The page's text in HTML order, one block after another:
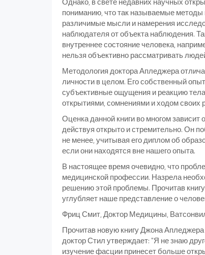
пониманию, что так называемые методы
различимые мысли и намерения
наблюдателя от объекта наблюдения.
внутреннее состояние человека,
нельзя объективно рассматривать
Методология доктора Апледжера
личности в целом. Его собственный
субъективные ощущения и реакцию
открытиями, сомнениями и ходом своих
Оценка данной книги во многом зависит
действуя открыто и стремительно. Он
не менее, учитывая его диплом об
если они находятся вне нашего опыта.
В настоящее время очевидно, что
медицинской профессии. Назрела
решению этой проблемы. Прочитав
углубляет наше представление о
Фриц Смит, Доктор Медицины,
Прочитав новую книгу Джона
доктор Стил утверждает: "Я не знаю
изучение фасции принесет больше